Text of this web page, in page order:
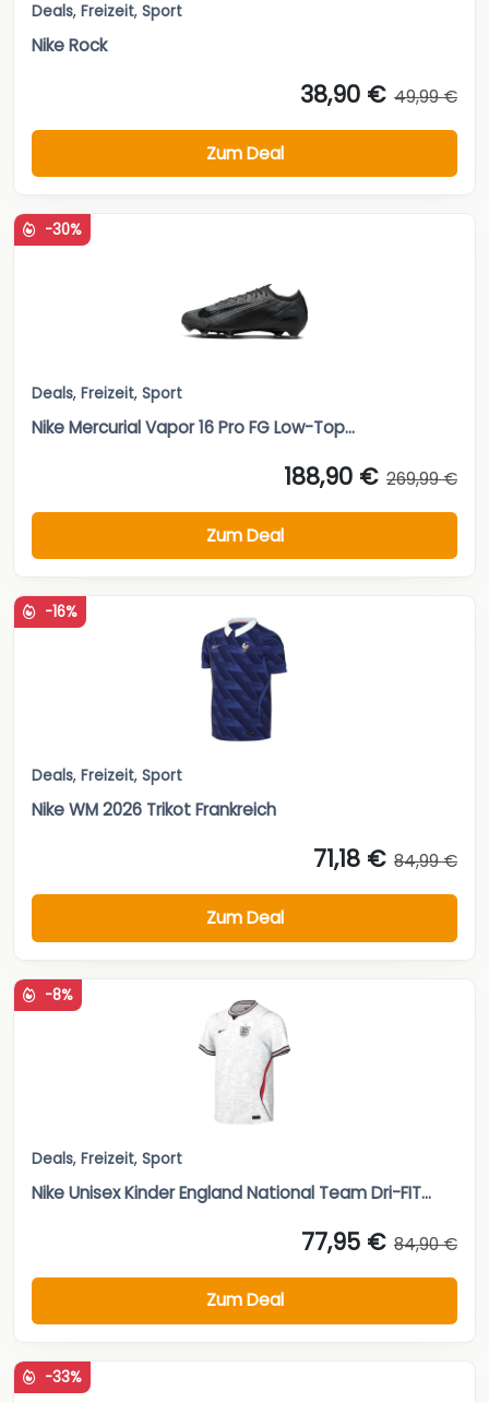
Deals, Freizeit, Sport
Nike Rock
38,90 € 49,99 €
Zum Deal
-30%
Deals, Freizeit, Sport
Nike Mercurial Vapor 16 Pro FG Low-Top...
188,90 € 269,99 €
Zum Deal
-16%
Deals, Freizeit, Sport
Nike WM 2026 Trikot Frankreich
71,18 € 84,99 €
Zum Deal
-8%
Deals, Freizeit, Sport
Nike Unisex Kinder England National Team Dri-FIT...
77,95 € 84,90 €
Zum Deal
-33%